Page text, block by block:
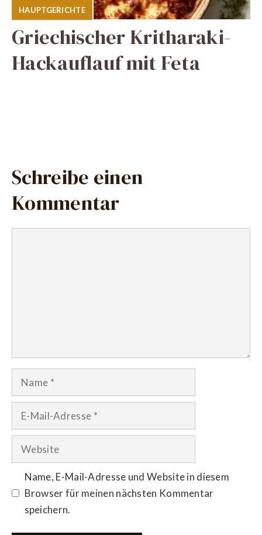
HAUPTGERICHTE
Griechischer Kritharaki-
Hackauflauf mit Feta
Schreibe einen
Kommentar
Name
Website
Name, E-Mail-Adresse und Website in diesem
Browser für meinen nächsten Kommentar
speichern.